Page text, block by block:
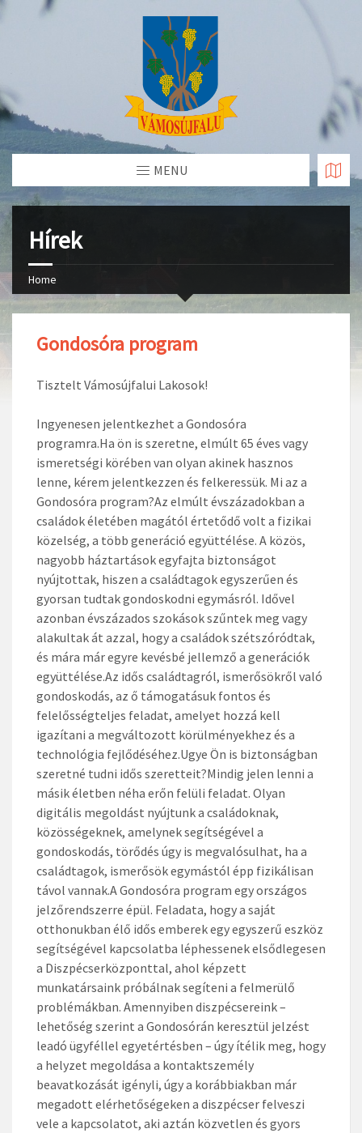
Skip
MENU
Hírek
Home
Gondosóra program
Tisztelt Vámosújfalui Lakosok!
Ingyenesen jelentkezhet a Gondosóra
programra.Ha ön is szeretne, elmúlt 65 éves vagy
ismeretségi körében van olyan akinek hasznos
lenne, kérem jelentkezzen és felkeressük. Mi az a
Gondosóra program?Az elmúlt évszázadokban a
családok életében magától értetődő volt a fizikai
közelség, a több generáció együttélése. A közös,
nagyobb háztartások egyfajta biztonságot
nyújtottak, hiszen a családtagok egyszerűen és
gyorsan tudtak gondoskodni egymásról. Idővel
azonban évszázados szokások szűntek meg vagy
alakultak át azzal, hogy a családok szétszóródtak,
és mára már egyre kevésbé jellemző a generációk
együttélése.Az idős családtagról, ismerősökről való
gondoskodás, az ő támogatásuk fontos és
felelősségteljes feladat, amelyet hozzá kell
igazítani a megváltozott körülményekhez és a
technológia fejlődéséhez.Ugye Ön is biztonságban
szeretné tudni idős szeretteit?Mindig jelen lenni a
másik életben néha erőn felüli feladat. Olyan
digitális megoldást nyújtunk a családoknak,
közösségeknek, amelynek segítségével a
gondoskodás, törődés úgy is megvalósulhat, ha a
családtagok, ismerősök egymástól épp fizikálisan
távol vannak.A Gondosóra program egy országos
jelzőrendszerre épül. Feladata, hogy a saját
otthonukban élő idős emberek egy egyszerű eszköz
segítségével kapcsolatba léphessenek elsődlegesen
a Diszpécserközponttal, ahol képzett
munkatársaink próbálnak segíteni a felmerülő
problémákban. Amennyiben diszpécsereink –
lehetőség szerint a Gondosórán keresztül jelzést
leadó ügyféllel egyetértésben – úgy ítélik meg, hogy
a helyzet megoldása a kontaktszemély
beavatkozását igényli, úgy a korábbiakban már
megadott elérhetőségeken a diszpécser felveszi
vele a kapcsolatot, aki aztán közvetlen és gyors